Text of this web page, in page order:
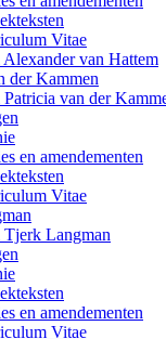
Vitae
van Hattem
der Kammen
van der
en amendementen
Vitae
Langman
en amendementen
Vitae